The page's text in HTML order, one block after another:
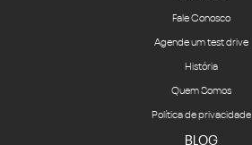
Fale Conosco
Agende um test drive
História
Quem Somos
Política de privacidade
BLOG